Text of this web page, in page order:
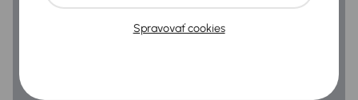
Spravovať cookies